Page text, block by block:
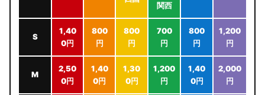
関西
S
1,40
0円
800
円
800
円
700
円
800
円
1,200
円
M
2,50
0円
1,40
0円
1,30
0円
1,200
円
1,40
0円
2,000
円